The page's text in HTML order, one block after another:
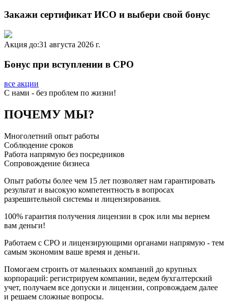
Закажи сертификат ИСО и выбери свой бонус
Акция до:31 августа 2026 г.
Бонус при вступлении в СРО
все акции
C нами - без проблем по жизни!
ПОЧЕМУ МЫ?
Многолетний опыт работы
Соблюдение сроков
Работа напрямую без посредников
Сопровождение бизнеса
Опыт работы более чем 15 лет позволяет нам гарантировать
результат и высокую компетентность в вопросах
разрешительной системы и лицензирования.
100% гарантия получения лицензии в срок или мы вернем
вам деньги!
Работаем с СРО и лицензирующими органами напрямую - тем
самым экономим ваше время и деньги.
Помогаем строить от маленьких компаний до крупных
корпораций: регистрируем компании, ведем бухгалтерский
учет, получаем все допуски и лицензии, сопровождаем далее
и решаем сложные вопросы.